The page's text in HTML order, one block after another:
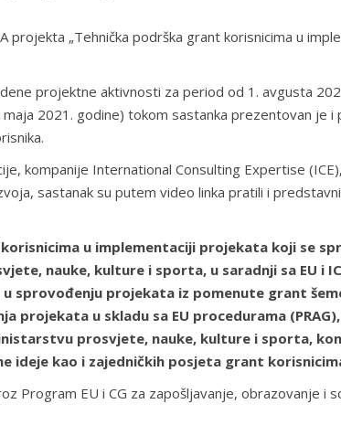
projekta „Tehnička podrška grant korisnicima u
projektne aktivnosti za period od 1. avgusta
2021. godine) tokom sastanka prezentovan
kompanije International Consulting Expertise
sastanak su putem video linka pratili i
u implementaciji projekata koji se
nauke, kulture i sporta, u saradnji sa EU i
sprovođenju projekata iz pomenute grant
projekata u skladu sa EU procedurama
prosvjete, nauke, kulture i sporta,
ideje kao i zajedničkih posjeta grant
Program EU i CG za zapošljavanje, obrazovanje i